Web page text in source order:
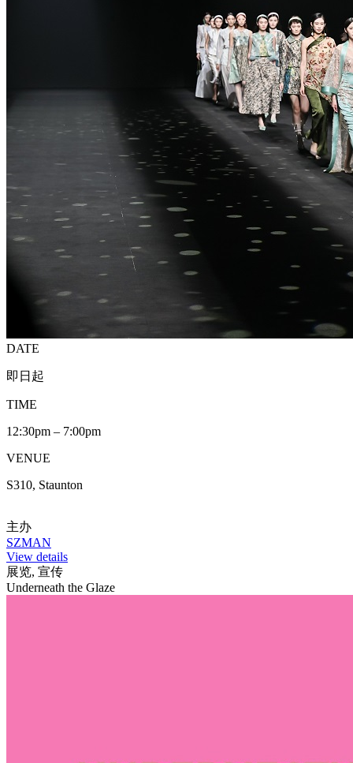
DATE
即日起
TIME
12:30pm – 7:00pm
VENUE
S310, Staunton
主办
SZMAN
View details
展览, 宣传
Underneath the Glaze